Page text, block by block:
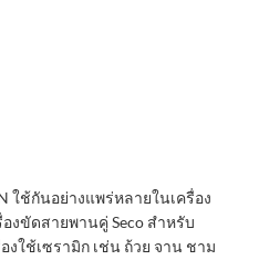
ใช้กันอย่างแพร่หลายในเครื่อง
งขัดสายพานคู่ Seco สำหรับ
ใช้เซรามิก เช่น ถ้วย จาน ชาม